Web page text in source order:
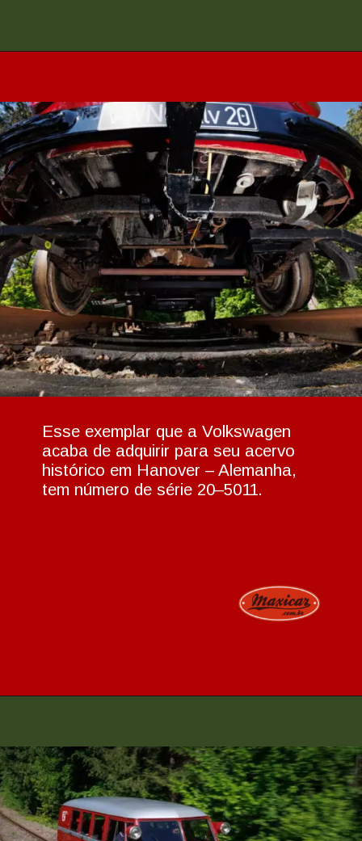
Esse exemplar que a Volkswagen
acaba de adquirir para seu acervo
histórico em Hanover – Alemanha,
tem número de série 20–5011.